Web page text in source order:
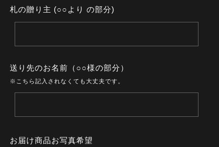
札の贈り主 (○○より の部分)
送り先のお名前（○○様の部分）
※こちら記入されなくても大丈夫です。
お届け商品お写真希望